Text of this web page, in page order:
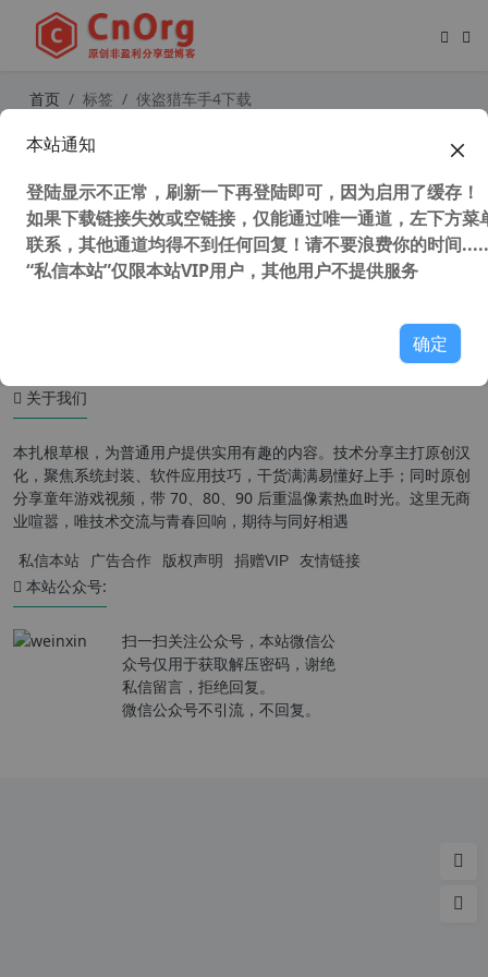
首页 标签 侠盗猎车手4下载
m Liberty City 中文硬盘版
关于我们
本扎根草根，为普通用户提供实用有趣的内容。技术分享主打原创汉
化，聚焦系统封装、软件应用技巧，干货满满易懂好上手；同时原创
分享童年游戏视频，带 70、80、90 后重温像素热血时光。这里无商
业喧嚣，唯技术交流与青春回响，期待与同好相遇
私信本站 广告合作 版权声明 捐赠VIP 友情链接
本站公众号:
扫一扫关注公众号，本站微信公
众号仅用于获取解压密码，谢绝
私信留言，拒绝回复。
微信公众号不引流，不回复。
本站通知
登陆显示不正常，刷新一下再登陆即可，因为启用了缓存！
如果下载链接失效或空链接，仅能通过唯一通道，左下方菜
联系，其他通道均得不到任何回复！请不要浪费你的时间
“私信本站”仅限本站VIP用户，其他用户不提供服务
确定